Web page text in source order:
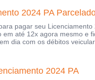
2024 PA
pagar seu Licenciamento
em até 12x agora mesmo e
dia com os débitos
2024 PA